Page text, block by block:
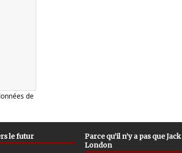
de
le futur
Parce qu’il n’y a pas que Jack
London